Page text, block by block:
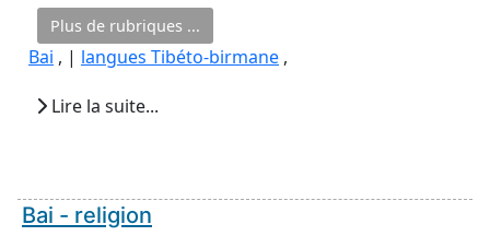
Plus de rubriques ...
Bai , | langues Tibéto-birmane ,
Lire la suite...
Bai - religion